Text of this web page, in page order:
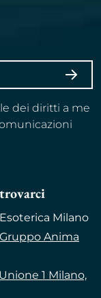
dei diritti a me
Milano
Anima
1 Milano,